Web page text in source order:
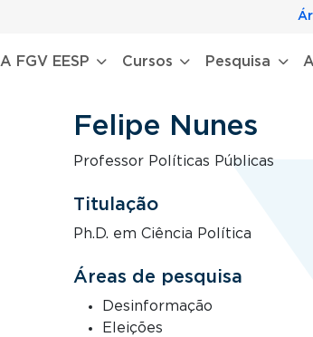
Navegação principal
A FGV EESP Cursos Pesquisa
Felipe Nunes
Professor Políticas Públicas
Titulação
Ph.D. em Ciência Política
Áreas de pesquisa
Desinformação
Eleições